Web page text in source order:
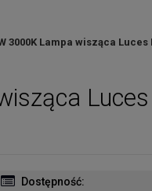
3000K Lampa wisząca Luces
Dostępność: